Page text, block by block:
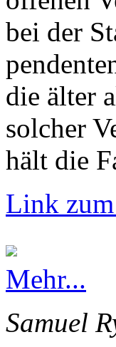
bei der
die älter
solcher
hält die
Link
Mehr...
Samuel